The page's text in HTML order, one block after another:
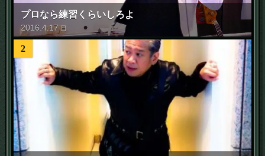
プロなら練習くらいしろよ
2016 .4.17 日
2